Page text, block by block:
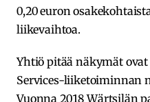
0,20 euron
liikevaihtoa.
Yhtiö pitää näkymät
Services-liiketoiminnan
Vuonna 2018 Wärtsilän